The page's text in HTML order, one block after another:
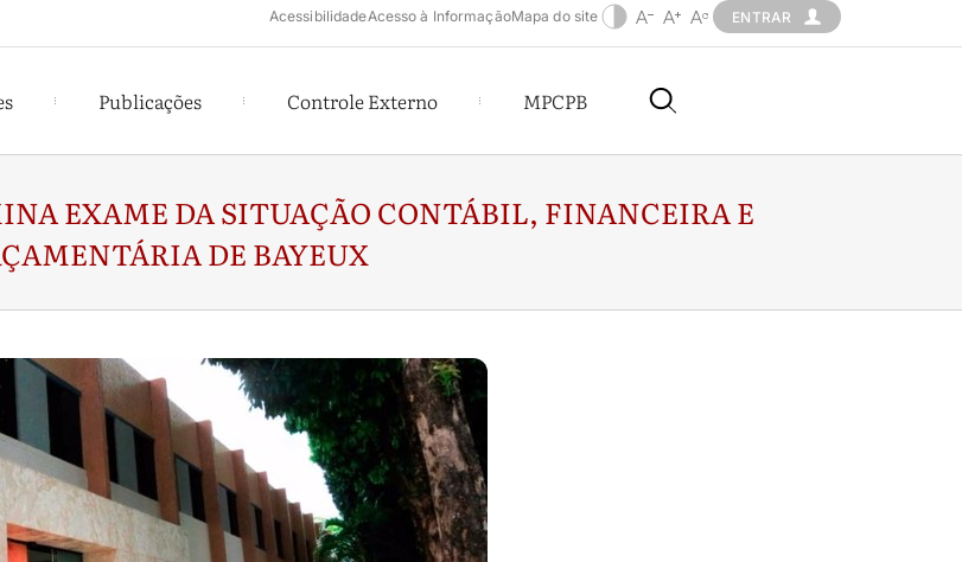
AcessibilidadeAcesso à InformaçãoMapa do site ENTRAR
Publicações Controle Externo MPCPB
EXAME DA SITUAÇÃO CONTÁBIL, FINANCEIRA E
DE BAYEUX